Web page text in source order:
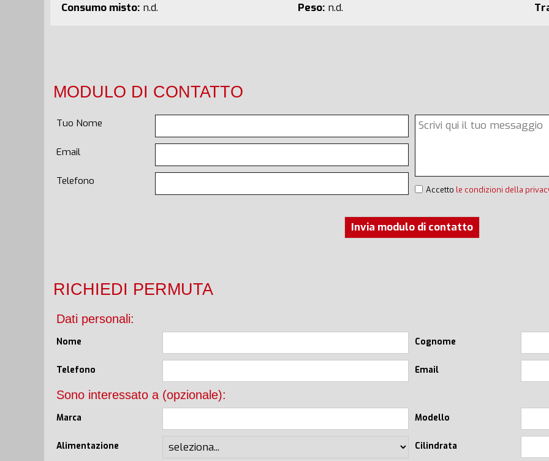
Consumo misto:n.d.
Peso:n.d.
MODULO DI CONTATTO
Tuo Nome
Email
Telefono
Accetto le condizioni della
Invia modulo di contatto
RICHIEDI PERMUTA
Dati personali:
Nome Cognome
Telefono Email
Sono interessato a (opzionale):
Marca Modello
Alimentazione Cilindrata